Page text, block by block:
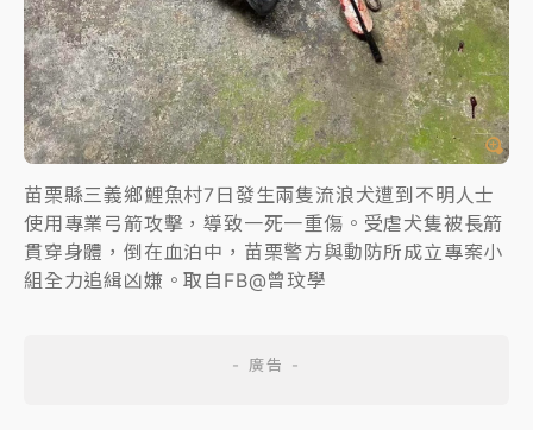
苗栗縣三義鄉鯉魚村7日發生兩隻流浪犬遭到不明人士
使用專業弓箭攻擊，導致一死一重傷。受虐犬隻被長箭
貫穿身體，倒在血泊中，苗栗警方與動防所成立專案小
組全力追緝凶嫌。取自FB@曾玟學